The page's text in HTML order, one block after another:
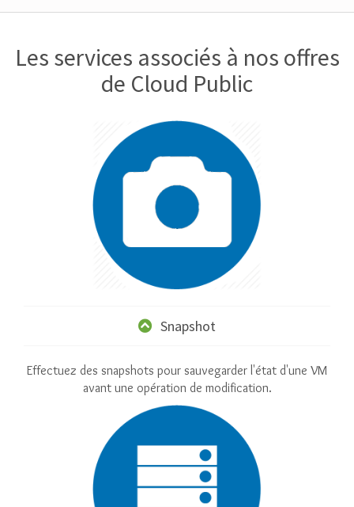
Les services associés à nos offres
de Cloud Public
Snapshot
Effectuez des snapshots pour sauvegarder l'état d'une VM
avant une opération de modification.